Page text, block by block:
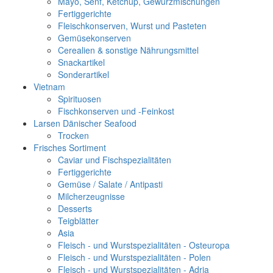
Fertiggerichte
Fleischkonserven, Wurst und Pasteten
Gemüsekonserven
Cerealien & sonstige Nährungsmittel
Snackartikel
Sonderartikel
Vietnam
Spirituosen
Fischkonserven und -Feinkost
Larsen Dänischer Seafood
Trocken
Frisches Sortiment
Caviar und Fischspezialitäten
Fertiggerichte
Gemüse / Salate / Antipasti
Milcherzeugnisse
Desserts
Teigblätter
Asia
Fleisch - und Wurstspezialitäten - Osteuropa
Fleisch - und Wurstspezialitäten - Polen
Fleisch - und Wurstspezialitäten - Adria